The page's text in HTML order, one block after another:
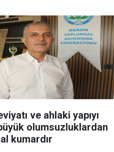
ve ahlaki yapıyı
olumsuzluklardan
kumardır